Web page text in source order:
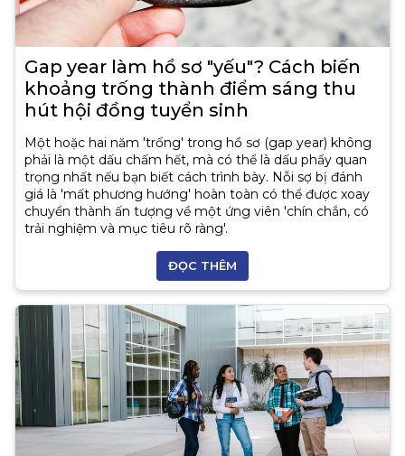
Gap year làm hồ sơ "yếu"? Cách biến
khoảng trống thành điểm sáng thu
hút hội đồng tuyển sinh
Một hoặc hai năm 'trống' trong hồ sơ (gap year) không
phải là một dấu chấm hết, mà có thể là dấu phẩy quan
trọng nhất nếu bạn biết cách trình bày. Nỗi sợ bị đánh
giá là 'mất phương hướng' hoàn toàn có thể được xoay
chuyển thành ấn tượng về một ứng viên 'chín chắn, có
trải nghiệm và mục tiêu rõ ràng'.
ĐỌC THÊM